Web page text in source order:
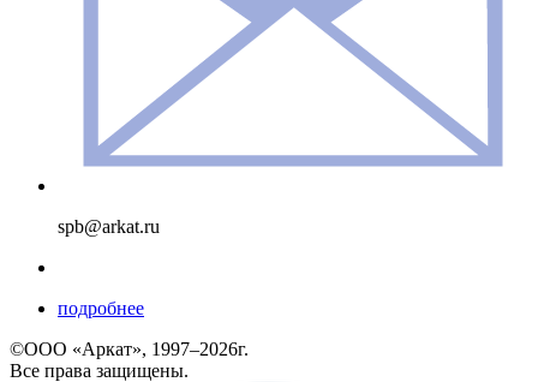
spb@arkat.ru
подробнее
©ООО «Аркат», 1997–2026г.
Все права защищены.